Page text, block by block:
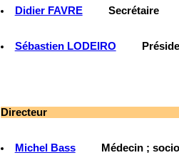
Didier FAVRESecrétaire
Sébastien LODEIRO
Directeur
Michel BassMédecin ; socio-